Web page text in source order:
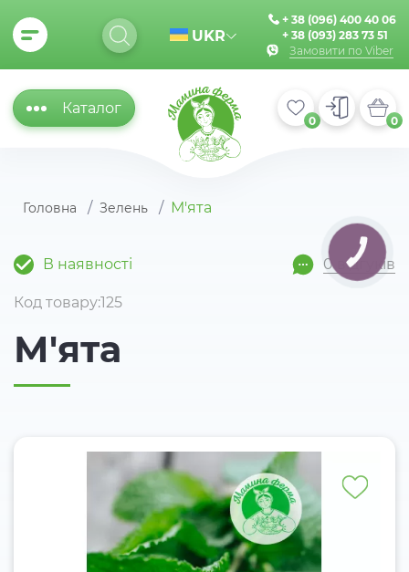
UKR
+ 38 (096) 400 40 06
+ 38 (093) 283 73 51
Замовити по Viber
Каталог
0 0
Головна Зелень М'ята
Код товару:125
М'ята
В наявності 0 відгуків
КНОПКА
ЗВ'ЯЗКУ